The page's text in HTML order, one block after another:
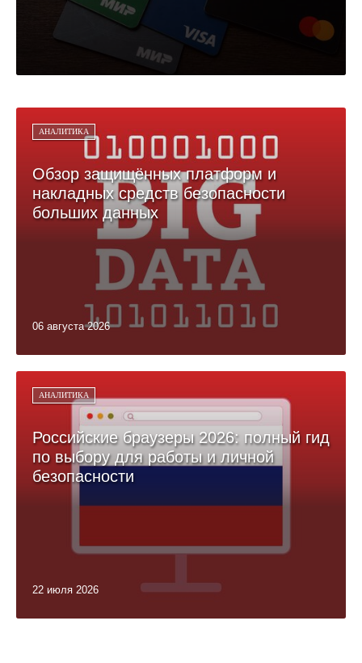
АНАЛИТИКА
Обзор защищённых платформ и
накладных средств безопасности
больших данных
06 августа 2026
АНАЛИТИКА
Российские браузеры 2026: полный гид
по выбору для работы и личной
безопасности
22 июля 2026